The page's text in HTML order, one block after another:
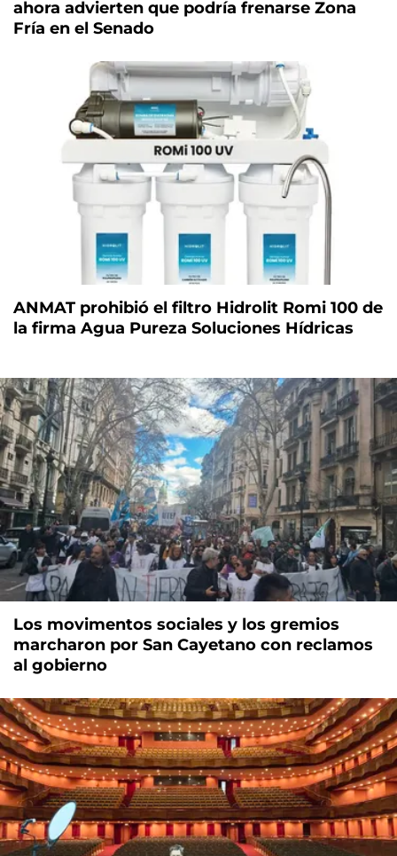
ahora advierten que podría frenarse Zona
Fría en el Senado
ANMAT prohibió el filtro Hidrolit Romi 100 de
la firma Agua Pureza Soluciones Hídricas
Los movimentos sociales y los gremios
marcharon por San Cayetano con reclamos
al gobierno